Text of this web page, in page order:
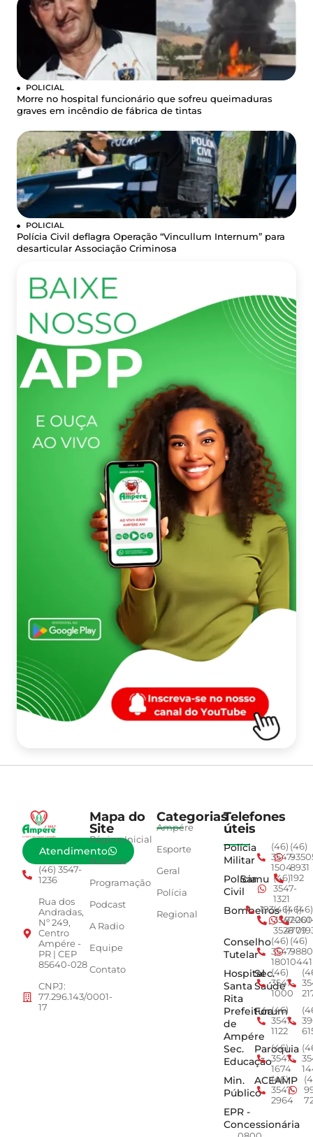
POLICIAL
Morre no hospital funcionário que sofreu queimaduras
graves em incêndio de fábrica de tintas
POLICIAL
Polícia Civil deflagra Operação “Vincullum Internum” para
desarticular Associação Criminosa
Atendimento
(46) 3547-
1236
Rua dos
Andradas,
Nº 249,
Centro
Ampére -
PR | CEP
85640-028
CNPJ:
77.296.143/0001-
17
Mapa do
Site
Página Inicial
Notícias
Programação
Podcast
A Radio
Equipe
Contato
Categorias
Ampére
Esporte
Geral
Polícia
Regional
Telefones
úteis
Polícia
Militar
(46)
3547-
1504
(46)
8931
Polícia
Civil
Samu (46)
3547-
1321
192
Bombeiros
193(46)
3547-
3528
(46)
4779
(46)
Conselho
Tutelar
(46)
3547-
1801
(46)
0441
Hospital
Santa
Rita
Sec.
Saúde
(46)
3547-
1000
Prefeitura
de
Ampére
Fórum
(46)
3547-
1122
Sec.
Educação
Paroquia
(46)
3547-
1674
Min.
Público
ACEAMP
(46)
3547-
2964
EPR -
Concessionária